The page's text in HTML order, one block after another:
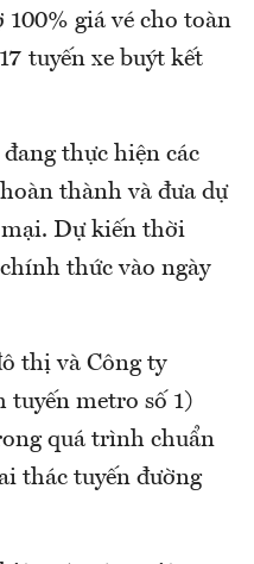
giá vé cho toàn
tuyến xe buýt kết
thực hiện các
thành và đưa dự
Dự kiến thời
thức vào ngày
thị và Công ty
tuyến metro số 1)
quá trình chuẩn
thác tuyến đường